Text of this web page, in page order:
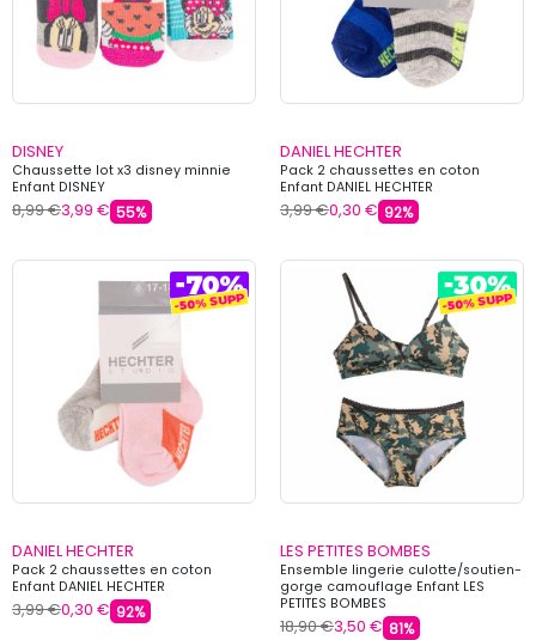
DISNEY
Chaussette lot x3 disney minnie
Enfant DISNEY
8,99 €3,99 € 55%
DANIEL HECHTER
Pack 2 chaussettes en coton
Enfant DANIEL HECHTER
3,99 €0,30 € 92%
DANIEL HECHTER
Pack 2 chaussettes en coton
Enfant DANIEL HECHTER
3,99 €0,30 € 92%
LES PETITES BOMBES
Ensemble lingerie culotte/soutien-
gorge camouflage Enfant LES
PETITES BOMBES
18,90 €3,50 € 81%